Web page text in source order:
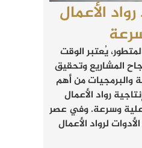
الأعمال
يُعتبر الوقت
المشاريع وتحقيق
والبرمجيات من أهم
رواد الأعمال
وسرعة. وفي عصر
لرواد الأعمال